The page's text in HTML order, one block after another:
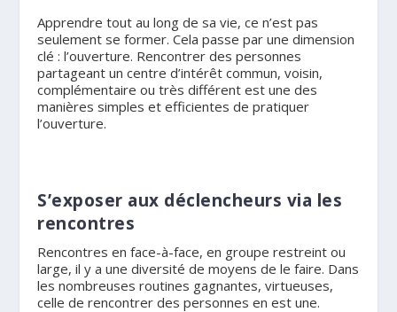
Apprendre tout au long de sa vie, ce n’est pas
seulement se former. Cela passe par une dimension
clé : l’ouverture. Rencontrer des personnes
partageant un centre d’intérêt commun, voisin,
complémentaire ou très différent est une des
manières simples et efficientes de pratiquer
l’ouverture.
S’exposer aux déclencheurs via les
rencontres
Rencontres en face-à-face, en groupe restreint ou
large, il y a une diversité de moyens de le faire. Dans
les nombreuses routines gagnantes, virtueuses,
celle de rencontrer des personnes en est une.